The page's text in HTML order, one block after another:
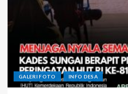
GALERI FOTO INFO DESA